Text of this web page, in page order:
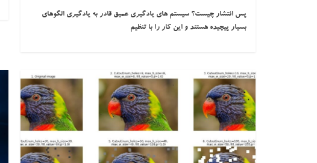
پس انتشار چیست؟ سیستم های یادگیری عمیق قادر به یادگیری الگوهای
بسیار پیچیده هستند و این کار را با تنظیم